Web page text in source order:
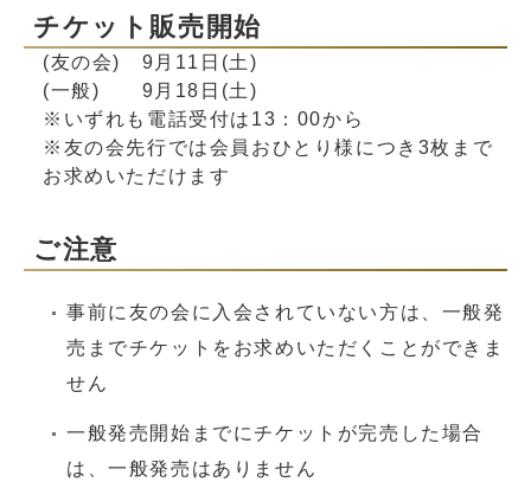
チケット販売開始
(友の会) 9月11日(土)
(一般) 9月18日(土)
※いずれも電話受付は13：00から
※友の会先行では会員おひとり様につき3枚まで
お求めいただけます
ご注意
事前に友の会に入会されていない方は、一般発
売までチケットをお求めいただくことができま
せん
一般発売開始までにチケットが完売した場合
は、一般発売はありません